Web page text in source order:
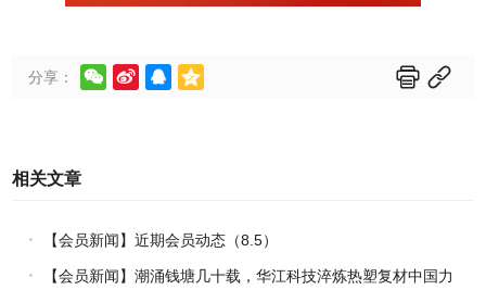
分享：      
相关文章
【会员新闻】近期会员动态（8.5）
【会员新闻】潮涌钱塘几十载，华江科技淬炼热塑复材中国力